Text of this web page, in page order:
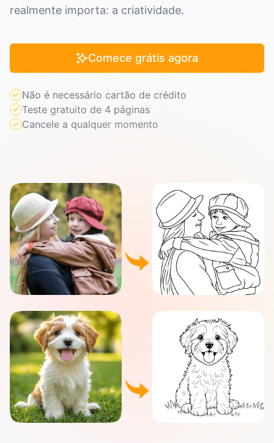
realmente importa: a criatividade.
Comece grátis agora
Não é necessário cartão de crédito
Teste gratuito de 4 páginas
Cancele a qualquer momento